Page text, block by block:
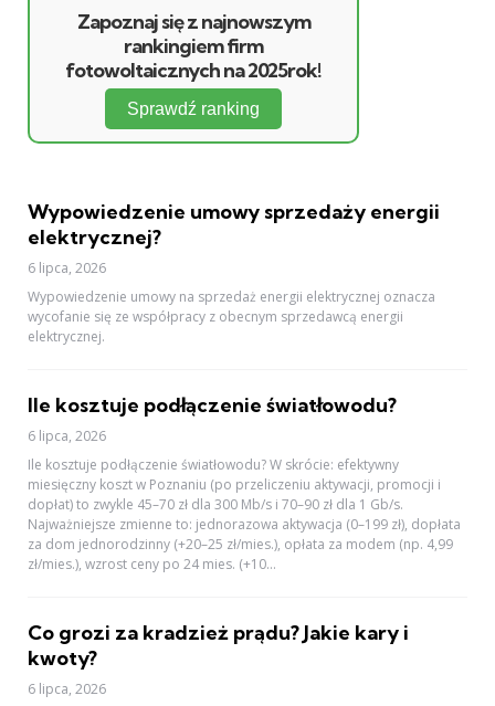
Zapoznaj się z najnowszym
rankingiem firm
fotowoltaicznych na 2025rok!
Sprawdź ranking
Wypowiedzenie umowy sprzedaży energii
elektrycznej?
6 lipca, 2026
Wypowiedzenie umowy na sprzedaż energii elektrycznej oznacza
wycofanie się ze współpracy z obecnym sprzedawcą energii
elektrycznej.
Ile kosztuje podłączenie światłowodu?
6 lipca, 2026
Ile kosztuje podłączenie światłowodu? W skrócie: efektywny
miesięczny koszt w Poznaniu (po przeliczeniu aktywacji, promocji i
dopłat) to zwykle 45–70 zł dla 300 Mb/s i 70–90 zł dla 1 Gb/s.
Najważniejsze zmienne to: jednorazowa aktywacja (0–199 zł), dopłata
za dom jednorodzinny (+20–25 zł/mies.), opłata za modem (np. 4,99
zł/mies.), wzrost ceny po 24 mies. (+10...
Co grozi za kradzież prądu? Jakie kary i
kwoty?
6 lipca, 2026